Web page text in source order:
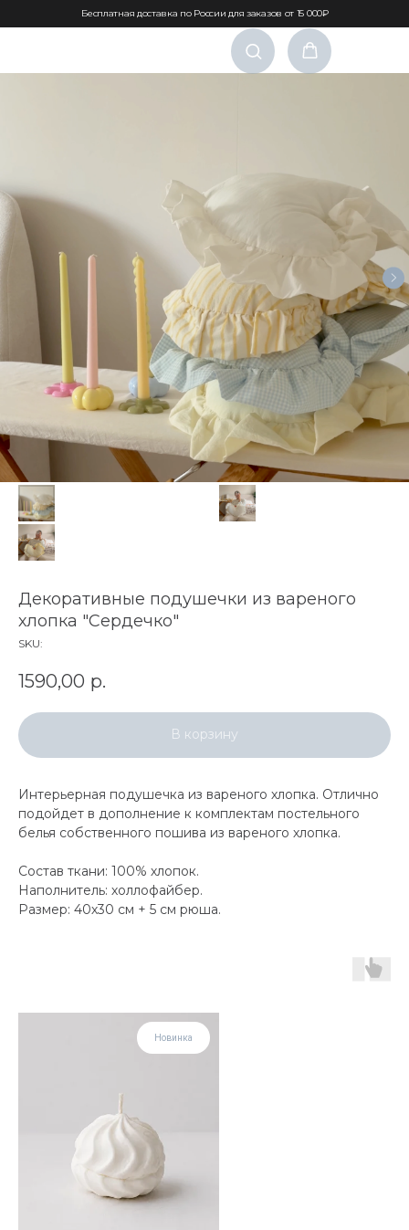
Бесплатная доставка по России для заказов от 15 000₽
Декоративные подушечки из вареного
хлопка "Сердечко"
SKU:
1590,00 р.
В корзину
Интерьерная подушечка из вареного хлопка. Отлично
подойдет в дополнение к комплектам постельного
белья собственного пошива из вареного хлопка.
Состав ткани: 100% хлопок.
Наполнитель: холлофайбер.
Размер: 40х30 см + 5 см рюша.
Новинка